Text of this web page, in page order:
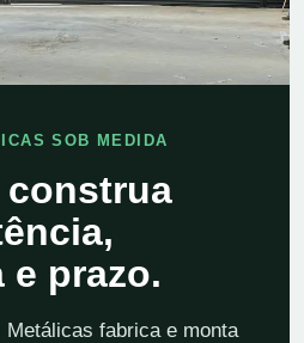
SOB MEDIDA
e prazo.
fabrica e monta